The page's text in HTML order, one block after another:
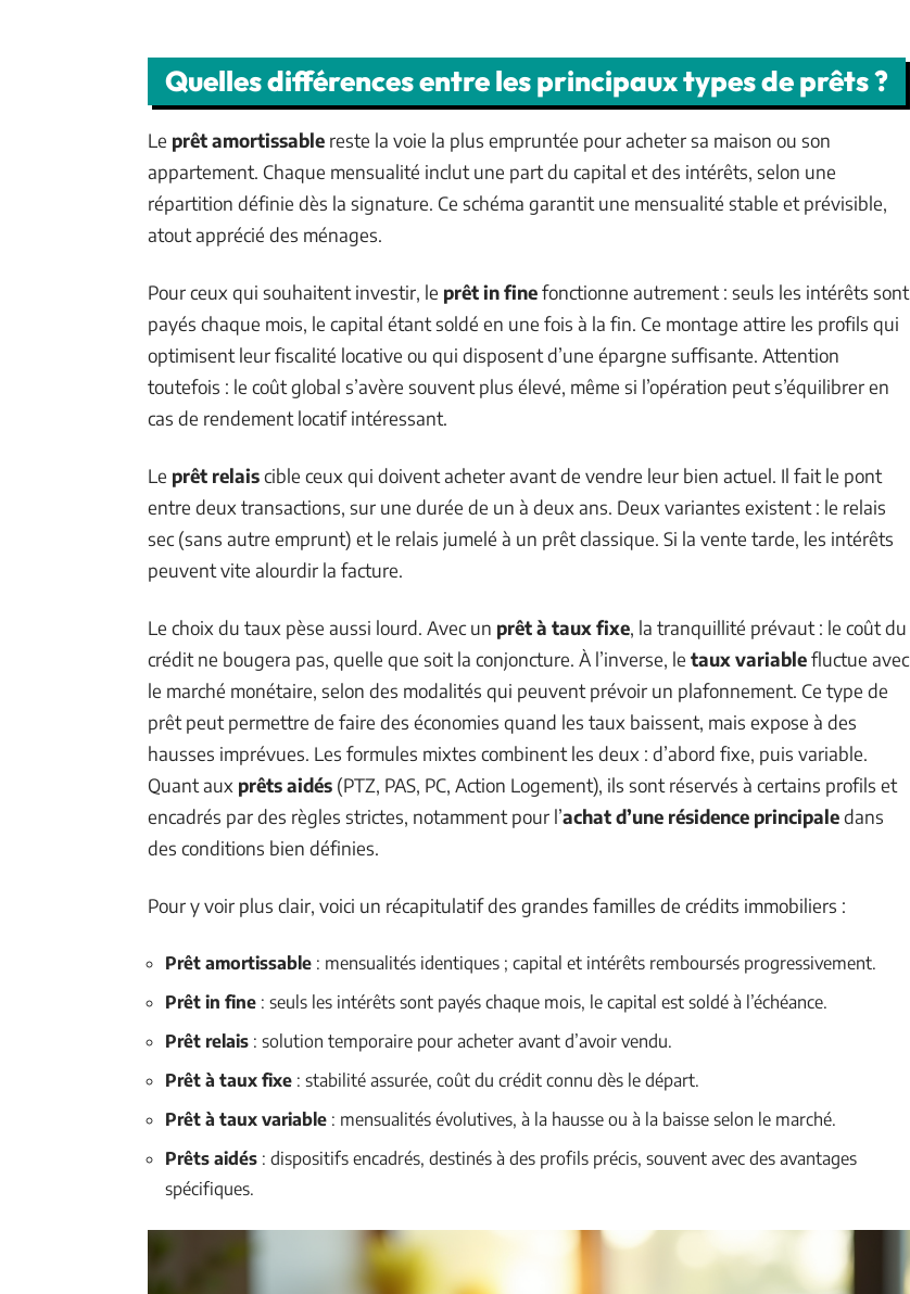
Quelles différences entre les principaux types de prêts ?
Le prêt amortissable reste la voie la plus empruntée pour acheter sa maison ou son
appartement. Chaque mensualité inclut une part du capital et des intérêts, selon une
répartition définie dès la signature. Ce schéma garantit une mensualité stable et prévisible,
atout apprécié des ménages.
Pour ceux qui souhaitent investir, le prêt in finefonctionne autrement : seuls les intérêts sont
payés chaque mois, le capital étant soldé en une fois à la fin. Ce montage attire les profils qui
optimisent leur fiscalité locative ou qui disposent d’une épargne suffisante. Attention
toutefois : le coût global s’avère souvent plus élevé, même si l’opération peut s’équilibrer en
cas de rendement locatif intéressant.
Le prêt relaiscible ceux qui doivent acheter avant de vendre leur bien actuel. Il fait le pont
entre deux transactions, sur une durée de un à deux ans. Deux variantes existent : le relais
sec (sans autre emprunt) et le relais jumelé à un prêt classique. Si la vente tarde, les intérêts
peuvent vite alourdir la facture.
Le choix du taux pèse aussi lourd. Avec un prêt à taux fixe, la tranquillité prévaut : le coût du
crédit ne bougera pas, quelle que soit la conjoncture. À l’inverse, le taux variablefluctue avec
le marché monétaire, selon des modalités qui peuvent prévoir un plafonnement. Ce type de
prêt peut permettre de faire des économies quand les taux baissent, mais expose à des
hausses imprévues. Les formules mixtes combinent les deux : d’abord fixe, puis variable.
Quant aux prêts aidés (PTZ, PAS, PC, Action Logement), ils sont réservés à certains profils et
encadrés par des règles strictes, notamment pour l’achat d’une résidence principaledans
des conditions bien définies.
Pour y voir plus clair, voici un récapitulatif des grandes familles de crédits immobiliers :
Prêt amortissable : mensualités identiques ; capital et intérêts remboursés progressivement.
Prêt in fine : seuls les intérêts sont payés chaque mois, le capital est soldé à l’échéance.
Prêt relais : solution temporaire pour acheter avant d’avoir vendu.
Prêt à taux fixe : stabilité assurée, coût du crédit connu dès le départ.
Prêt à taux variable : mensualités évolutives, à la hausse ou à la baisse selon le marché.
Prêts aidés : dispositifs encadrés, destinés à des profils précis, souvent avec des avantages
spécifiques.